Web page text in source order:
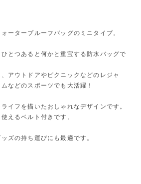
ータープルーフバッグのミニタイプ。
とつあると何かと重宝する防水バッグで
アウトドアやピクニックなどのレジャ
などのスポーツでも大活躍！
イフを描いたおしゃれなデザインです。
えるベルト付きです。
ズの持ち運びにも最適です。